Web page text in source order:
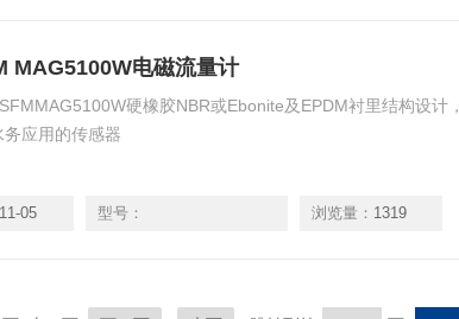
MAG5100W电磁流量计
硬橡胶NBR或Ebonite及EPDM衬里结构设计，
应用的传感器
05 型号： 浏览量： 1319